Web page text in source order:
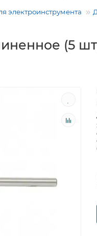
электроинструмента
(5